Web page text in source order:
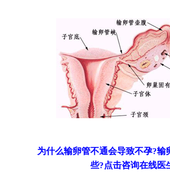
为什么输卵管不通会导致不孕?输
些?点击咨询在线医